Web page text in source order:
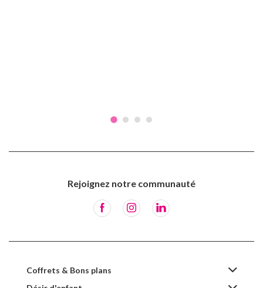
Rejoignez notre communauté
Coffrets & Bons plans